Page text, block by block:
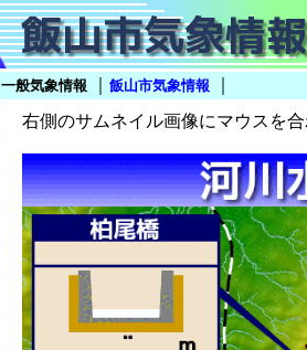
一般気象情報 飯山市気象情報
右側のサムネイル画像にマウスを